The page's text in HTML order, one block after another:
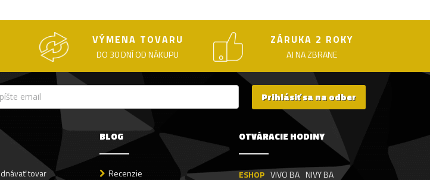
VÝMENA TOVARU
DO 30 DNÍ OD NÁKUPU
ZÁRUKA 2 ROKY
AJ NA ZBRANE
Prihlásiť sa na odber
tovar
BLOG
Recenzie
OTVÁRACIE HODINY
ESHOP VIVO BA NIVY BA